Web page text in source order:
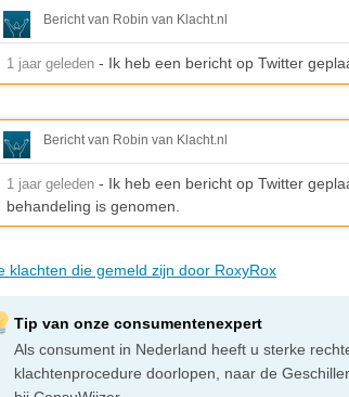
Bericht van Robin van Klacht.nl
1 jaar geleden - Ik heb een bericht op Twitter
Bericht van Robin van Klacht.nl
1 jaar geleden - Ik heb een bericht op Twitter
behandeling is genomen.
klachten die gemeld zijn door RoxyRox
Tip van onze consumentenexpert
Als consument in Nederland heeft u sterke
klachtenprocedure doorlopen, naar de